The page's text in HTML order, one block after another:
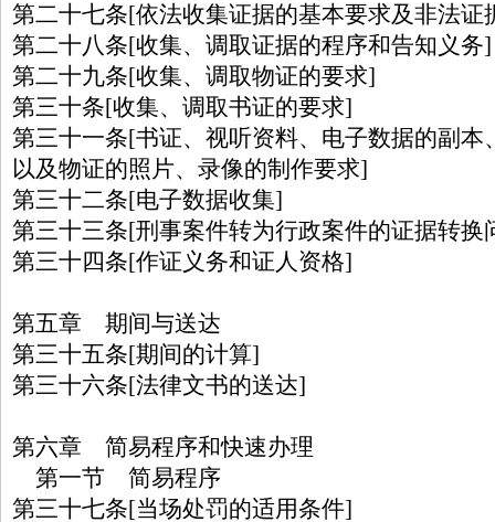
第二十七条[依法收集证据的基本要求及非法证
第二十八条[收集、调取证据的程序和告知义务]
第二十九条[收集、调取物证的要求]
第三十条[收集、调取书证的要求]
第三十一条[书证、视听资料、电子数据的副本
以及物证的照片、录像的制作要求]
第三十二条[电子数据收集]
第三十三条[刑事案件转为行政案件的证据转换
第三十四条[作证义务和证人资格]
第五章 期间与送达
第三十五条[期间的计算]
第三十六条[法律文书的送达]
第六章 简易程序和快速办理
第一节 简易程序
第三十七条[当场处罚的适用条件]